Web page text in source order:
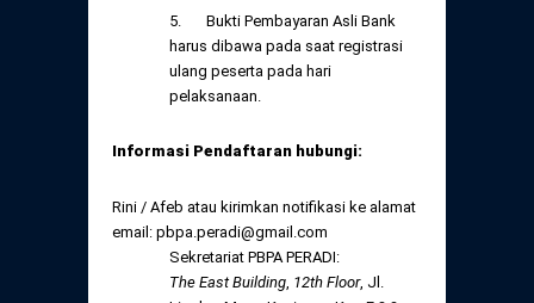
5. Bukti Pembayaran Asli Bank
harus dibawa pada saat registrasi
ulang peserta pada hari
pelaksanaan.
Informasi Pendaftaran hubungi:
Rini / Afeb atau kirimkan notifikasi ke alamat
email: pbpa.peradi@gmail.com
Sekretariat PBPA PERADI:
The East Building 12th Floor, Jl.